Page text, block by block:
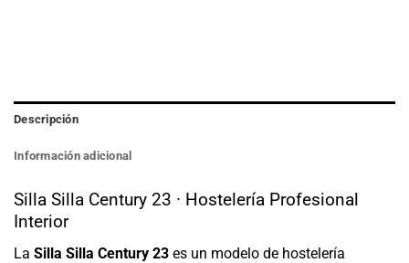
Descripción
Información adicional
Silla Silla Century 23 · Hostelería Profesional
Interior
La Silla Silla Century 23 es un modelo de hostelería